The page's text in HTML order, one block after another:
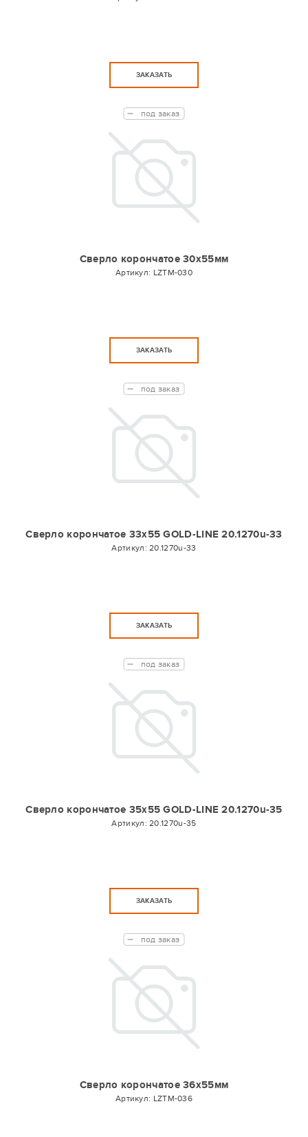
ЗАКАЗАТЬ
Сверло корончатое 30х55мм
Артикул: LZTM-030
под заказ
ЗАКАЗАТЬ
Сверло корончатое 33х55 GOLD-LINE 20.1270u-33
Артикул:20.1270u-33
под заказ
ЗАКАЗАТЬ
Сверло корончатое 35х55 GOLD-LINE 20.1270u-35
Артикул:20.1270u-35
под заказ
ЗАКАЗАТЬ
Сверло корончатое 36х55мм
Артикул: LZTM-036
под заказ